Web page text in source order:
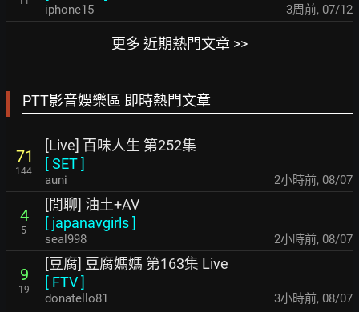
iphone15 3周前, 07/12
更多 近期熱門文章 >>
PTT影音娛樂區 即時熱門文章
71
144
[Live] 百味人生 第252集
[SET]
auni 2小時前, 08/07
4
5
[閒聊] 油土+AV
[ japanavgirls]
seal998 2小時前, 08/07
9
19
[豆腐] 豆腐媽媽 第163集 Live
[ FTV]
donatello81 3小時前, 08/07